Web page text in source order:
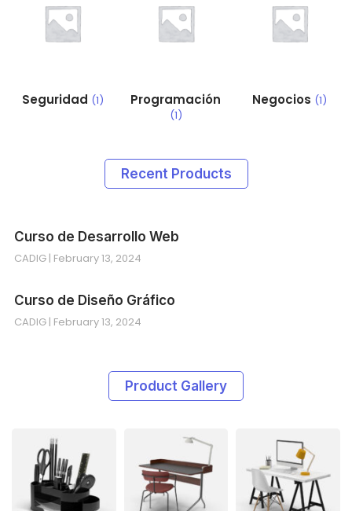
Seguridad (1) Programación
(1)
Negocios (1)
Recent Products
Curso de Desarrollo Web
CADIG February 13, 2024
Curso de Diseño Gráfico
CADIG February 13, 2024
Product Gallery